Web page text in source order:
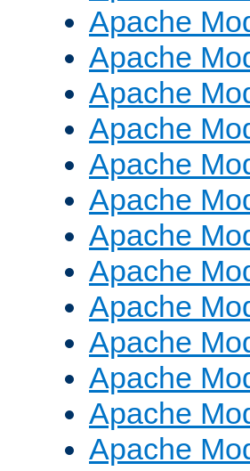
Apache
Apache
Apache
Apache
Apache
Apache
Apache
Apache
Apache
Apache
Apache
Apache
Apache